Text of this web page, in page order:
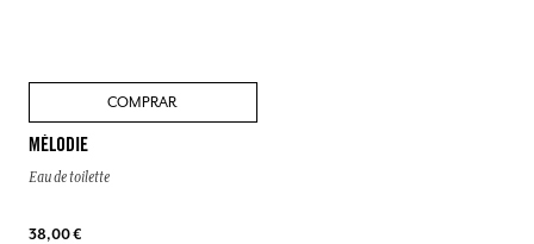
COMPRAR
MÉLODIE
Eau de toilette
38,00 €